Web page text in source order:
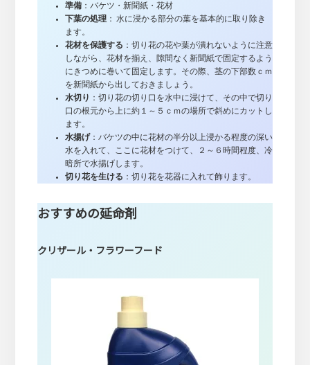
準備：バケツ・新聞紙・花材
下葉の処理： 水に浸かる部分の葉を基本的に取り除き
ます。
花材を保護する ：切り花の花や葉が潰れないように注意
しながら、花材を揃え、隙間なく新聞紙で固定するよう
にきつめに巻いて固定します。その際、茎の下部数ｃｍ
を新聞紙から出しておきましょう。
水切り ：切り花の切り口を水中に浸けて、その中で切り
口の根元から上に約１～５ｃｍの場所で斜めにカットし
ます。
水揚げ：バケツの中に花材の半分以上浸かる程度の深い
水を入れて、ここに花材をつけて、２～６時間程度、冷
暗所で水揚げします。
切り花を生ける ：切り花を花器に入れて飾ります。
おすすめの延命剤
クリザール・フラワーフード